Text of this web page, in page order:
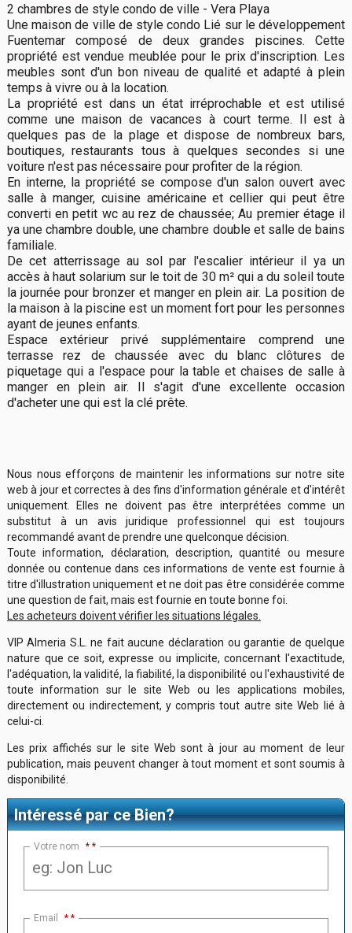
2 chambres de style condo de ville - Vera Playa
Une maison de ville de style condo Lié sur le développement
Fuentemar composé de deux grandes piscines. Cette
propriété est vendue meublée pour le prix d'inscription. Les
meubles sont d'un bon niveau de qualité et adapté à plein
temps à vivre ou à la location.
La propriété est dans un état irréprochable et est utilisé
comme une maison de vacances à court terme. Il est à
quelques pas de la plage et dispose de nombreux bars,
boutiques, restaurants tous à quelques secondes si une
voiture n'est pas nécessaire pour profiter de la région.
En interne, la propriété se compose d'un salon ouvert avec
salle à manger, cuisine américaine et cellier qui peut être
converti en petit wc au rez de chaussée; Au premier étage il
ya une chambre double, une chambre double et salle de bains
familiale.
De cet atterrissage au sol par l'escalier intérieur il ya un
accès à haut solarium sur le toit de 30 m² qui a du soleil toute
la journée pour bronzer et manger en plein air. La position de
la maison à la piscine est un moment fort pour les personnes
ayant de jeunes enfants.
Espace extérieur privé supplémentaire comprend une
terrasse rez de chaussée avec du blanc clôtures de
piquetage qui a l'espace pour la table et chaises de salle à
manger en plein air. Il s'agit d'une excellente occasion
d'acheter une qui est la clé prête.
Nous nous efforçons de maintenir les informations sur notre site
web à jour et correctes à des fins d'information générale et d'intérêt
uniquement. Elles ne doivent pas être interprétées comme un
substitut à un avis juridique professionnel qui est toujours
recommandé avant de prendre une quelconque décision.
Toute information, déclaration, description, quantité ou mesure
donnée ou contenue dans ces informations de vente est fournie à
titre d'illustration uniquement et ne doit pas être considérée comme
une question de fait, mais est fournie en toute bonne foi.
Les acheteurs doivent vérifier les situations légales.
VIP Almeria S.L. ne fait aucune déclaration ou garantie de quelque
nature que ce soit, expresse ou implicite, concernant l'exactitude,
l'adéquation, la validité, la fiabilité, la disponibilité ou l'exhaustivité de
toute information sur le site Web ou les applications mobiles,
directement ou indirectement, y compris tout autre site Web lié à
celui-ci.
Les prix affichés sur le site Web sont à jour au moment de leur
publication, mais peuvent changer à tout moment et sont soumis à
disponibilité.
Intéressé par ce Bien?
Votre nom *
Email *